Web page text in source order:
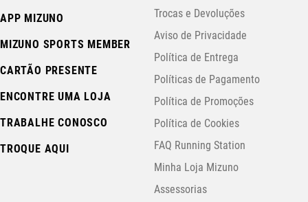
APP MIZUNO
MIZUNO SPORTS MEMBER
CARTÃO PRESENTE
ENCONTRE UMA LOJA
TRABALHE CONOSCO
TROQUE AQUI
Trocas e Devoluções
Aviso de Privacidade
Política de Entrega
Políticas de Pagamento
Política de Promoções
Política de Cookies
FAQ Running Station
Minha Loja Mizuno
Assessorias